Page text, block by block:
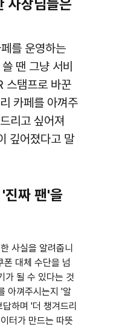
사장님들은
를 운영하는
땐 그냥 서비
스탬프로 바꾼
카페를 아껴주
리고 싶어져
깊어졌다고 말
진짜 팬'을
사실을 알려줍니
폰 대체 수단을 넘
가 될 수 있다는 것
아껴주시는지 '알
하며 '더 챙겨드리
터가 만드는 따뜻